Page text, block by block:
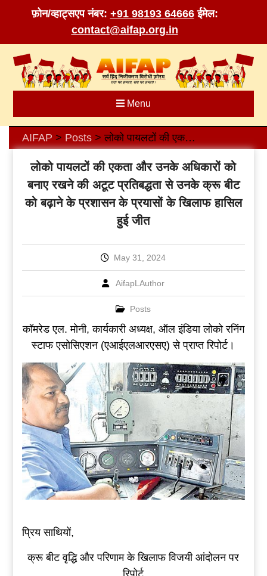
फ़ोन/व्हाट्सएप नंबर: +91 98193 64666 ईमेल:
contact@aifap.org.in
content
Menu
AIFAP > Posts> लोको पायलटों की एकता और उनके अधिकारों को बनाए रखने की अटूट प्रतिबद्धता से उनके क्रू बीट को बढ़ाने के प्रशासन के प्रयासों के खिलाफ हासिल हुई जीत
लोको पायलटों की एकता और उनके अधिकारों को
बनाए रखने की अटूट प्रतिबद्धता से उनके क्रू बीट
को बढ़ाने के प्रशासन के प्रयासों के खिलाफ हासिल
हुई जीत
May 31, 2024
AifapLAuthor
Posts
कॉमरेड एल. मोनी, कार्यकारी अध्यक्ष, ऑल इंडिया लोको रनिंग
स्टाफ एसोसिएशन (एआईएलआरएसए) से प्राप्त रिपोर्ट।
प्रिय साथियों,
क्रू बीट वृद्धि और परिणाम के खिलाफ विजयी आंदोलन पर